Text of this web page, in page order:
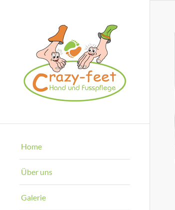
Home
Über uns
Galerie